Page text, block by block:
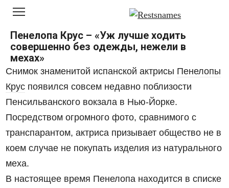
Перейти
контенту
Пенелопа Крус – «Уж лучше ходить
совершенно без одежды, нежели в
мехах»
Снимок знаменитой испанской актрисы Пенелопы
Крус появился совсем недавно поблизости
Пенсильванского вокзала в Нью-Йорке.
Посредством огромного фото, сравнимого с
транспарантом, актриса призывает общество не в
коем случае не покупать изделия из натурального
меха.
В настоящее время Пенелопа находится в списке